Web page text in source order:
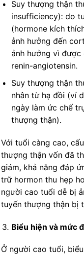
Suy thượng thận
insufficiency): do
(hormone kích
ảnh hưởng đến
ảnh hưởng vì được
renin-angiotensin.
Suy thượng thận
nhân từ hạ đồi (ví
ngày làm ức chế
thượng thận).
Với tuổi càng cao,
thượng thận vốn đã
giảm, khả năng đáp
trữ hormon thu hẹp
người cao tuổi dễ bị
tuyến thượng thận bị
Biểu hiện và mức
Ở người cao tuổi,